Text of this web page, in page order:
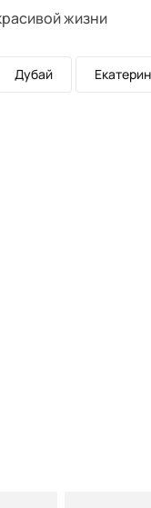
жизни
Дубай